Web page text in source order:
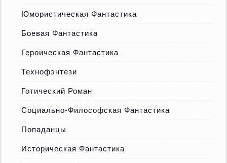
Юмористическая Фантастика
Боевая Фантастика
Героическая Фантастика
Технофэнтези
Готический Роман
Социально-Философская Фантастика
Попаданцы
Историческая Фантастика